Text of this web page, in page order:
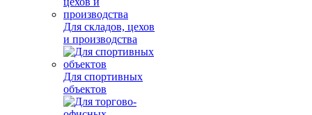
Для складов, цехов
и производства
Для спортивных
объектов